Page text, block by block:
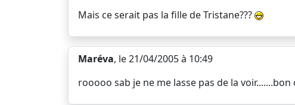
Mais ce serait pas la fille de Tristane???
Maréva, le 21/04/2005 à 10:49
rooooo sab je ne me lasse pas de la